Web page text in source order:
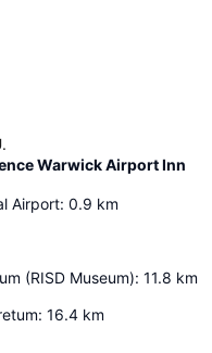
Warwick Airport Inn
Airport: 0.9 km
(RISD Museum): 11.8 km
: 16.4 km